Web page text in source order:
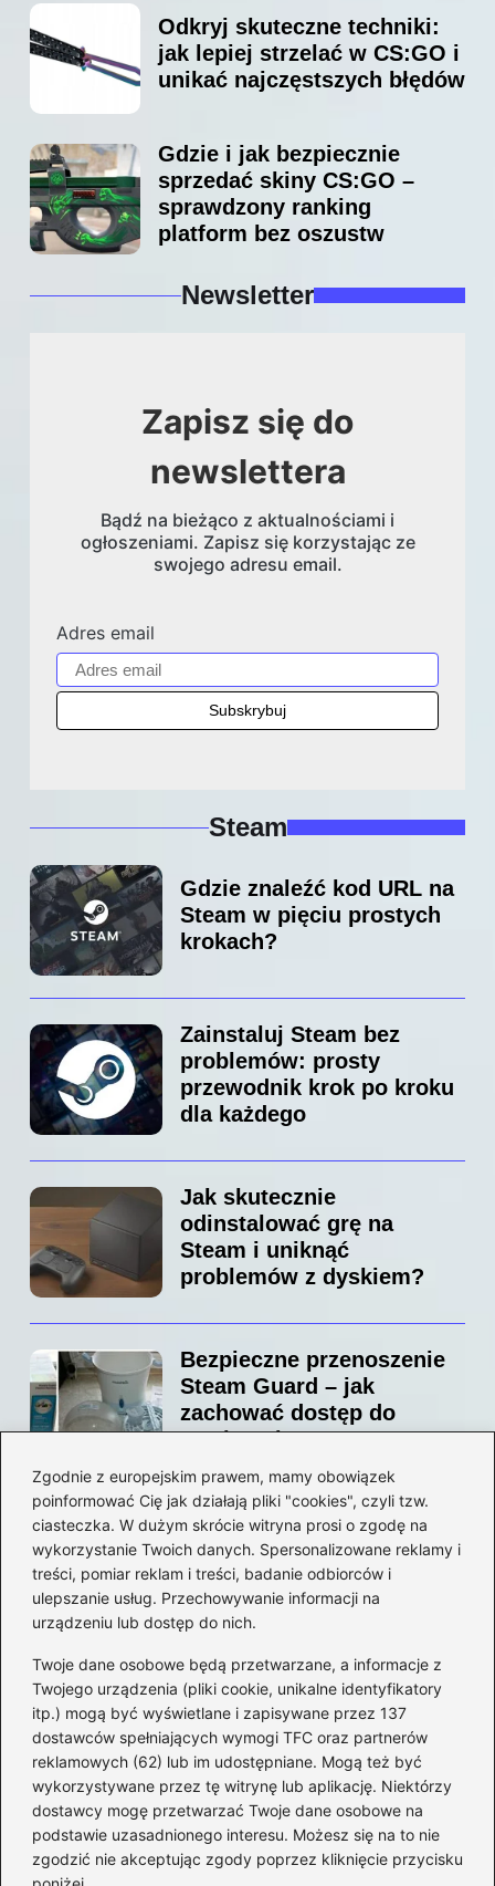
Zgodnie z europejskim prawem, mamy obowiązek
poinformować Cię jak działają pliki "cookies", czyli tzw.
ciasteczka. W dużym skrócie witryna prosi o zgodę na
wykorzystanie Twoich danych. Spersonalizowane reklamy i
treści, pomiar reklam i treści, badanie odbiorców i
ulepszanie usług. Przechowywanie informacji na
urządzeniu lub dostęp do nich.
Twoje dane osobowe będą przetwarzane, a informacje z
Twojego urządzenia (pliki cookie, unikalne identyfikatory
itp.) mogą być wyświetlane i zapisywane przez 137
dostawców spełniających wymogi TFC oraz partnerów
reklamowych (62) lub im udostępniane. Mogą też być
wykorzystywane przez tę witrynę lub aplikację. Niektórzy
dostawcy mogę przetwarzać Twoje dane osobowe na
podstawie uzasadnionego interesu. Możesz się na to nie
zgodzić nie akceptując zgody poprzez kliknięcie przycisku
Odkryj skuteczne techniki:
jak lepiej strzelać w CS:GO i
unikać najczęstszych błędów
Gdzie i jak bezpiecznie
sprzedać skiny CS:GO –
sprawdzony ranking
platform bez oszustw
Newsletter
Zapisz się do
newslettera
Bądź na bieżąco z aktualnościami i
ogłoszeniami. Zapisz się korzystając ze
swojego adresu email.
Adres email
Steam
Gdzie znaleźć kod URL na
Steam w pięciu prostych
krokach?
Zainstaluj Steam bez
problemów: prosty
przewodnik krok po kroku
dla każdego
Jak skutecznie
odinstalować grę na
Steam i uniknąć
problemów z dyskiem?
Bezpieczne przenoszenie
Steam Guard – jak
zachować dostęp do
swojego konta?
Jak bez stresu zmienić
adres email na Steam –
prosty przewodnik krok po
kroku
Kategorie
CS:GO(26)
FIFA(90)
Forza Horizon(22)
Gry(186)
Modyfikacje(42)
Spolszczenia(101)